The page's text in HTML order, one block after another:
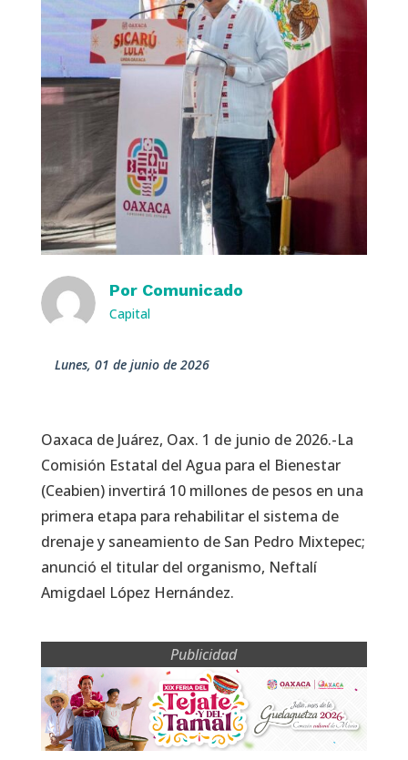
Por Comunicado
Capital
lunes, 01 de junio de 2026
Oaxaca de Juárez, Oax. 1 de junio de 2026.-La
Comisión Estatal del Agua para el Bienestar
(Ceabien) invertirá 10 millones de pesos en una
primera etapa para rehabilitar el sistema de
drenaje y saneamiento de San Pedro Mixtepec;
anunció el titular del organismo, Neftalí
Amigdael López Hernández.
Publicidad